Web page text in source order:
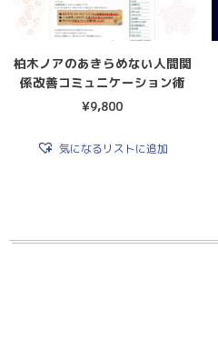
柏木ノアのあきらめない人間関
係改善コミュニケーション術
¥9,800
気になるリストに追加